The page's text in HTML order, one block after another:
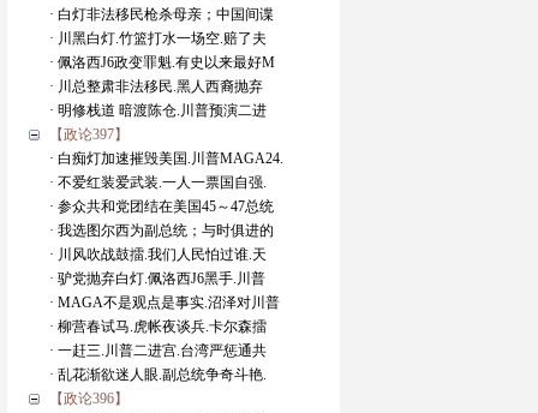
· 白灯非法移民枪杀母亲；中国间谍
· 川黑白灯.竹篮打水一场空.赔了夫
· 佩洛西J6政变罪魁.有史以来最好M
· 川总整肃非法移民.黑人西裔抛弃
· 明修栈道 暗渡陈仓.川普预演二进
【政论397】
· 白痴灯加速摧毁美国.川普MAGA24.
· 不爱红装爱武装.一人一票国自强.
· 参众共和党团结在美国45～47总统
· 我选图尔西为副总统；与时俱进的
· 川风吹战鼓擂.我们人民怕过谁.天
· 驴党抛弃白灯.佩洛西J6黑手.川普
· MAGA不是观点是事实.沼泽对川普
· 柳营春试马.虎帐夜谈兵.卡尔森擂
· 一赶三.川普二进宫.台湾严惩通共
· 乱花渐欲迷人眼.副总统争奇斗艳.
【政论396】